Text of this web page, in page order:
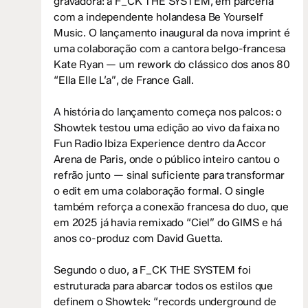
com a independente holandesa Be Yourself
Music. O lançamento inaugural da nova imprint é
uma colaboração com a cantora belgo-francesa
Kate Ryan — um rework do clássico dos anos 80
“Ella Elle L’a”, de France Gall.
A história do lançamento começa nos palcos: o
Showtek testou uma edição ao vivo da faixa no
Fun Radio Ibiza Experience dentro da Accor
Arena de Paris, onde o público inteiro cantou o
refrão junto — sinal suficiente para transformar
o edit em uma colaboração formal. O single
também reforça a conexão francesa do duo, que
em 2025 já havia remixado “Ciel” do GIMS e há
anos co-produz com David Guetta.
Segundo o duo, a F_CK THE SYSTEM foi
estruturada para abarcar todos os estilos que
definem o Showtek: “records underground de